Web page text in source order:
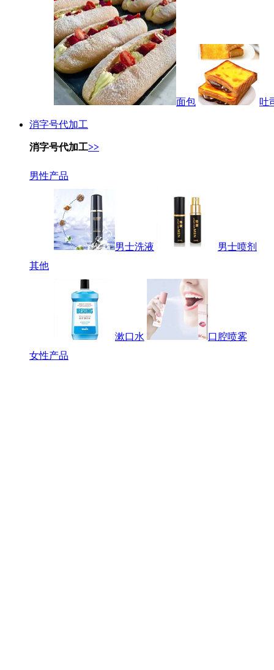
面包 吐
消字号代加工
消字号代加工>>
男性产品
男士洗液
男士喷剂
其他
漱口水
口腔喷雾
女性产品